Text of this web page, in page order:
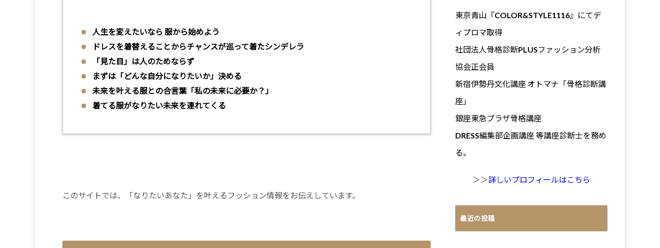
人生を変えたいなら 服から始めよう
ドレスを着替えることからチャンスが巡って着たシンデレラ
「見た目」は人のためならず
まずは「どんな自分になりたいか」決める
未来を叶える服との合言葉「私の未来に必要か？」
着てる服がなりたい未来を連れてくる
このサイトでは、「なりたいあなた」を叶えるフッション情報をお伝えしています。
東京青山『COLOR&STYLE1116』にてデ
ィプロマ取得
社団法人骨格診断PLUSファッション分析
協会正会員
新宿伊勢丹文化講座 オトマナ「骨格診断講
座」
銀座東急プラザ骨格講座
DRESS編集部企画講座 等講座診断士を務め
る。
＞＞詳しいプロフィールはこちら
最近の投稿